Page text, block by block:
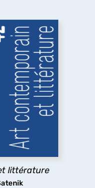
littérature
littérature
art contemporain
allant des
plastiques
de textes
les pratiques